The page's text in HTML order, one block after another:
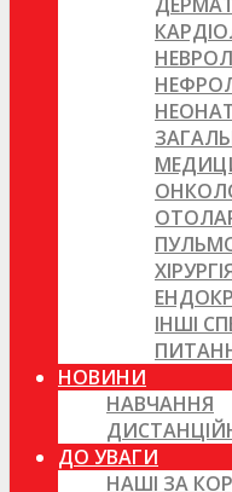
ІНШІ
НОВИНИ
НАВЧАННЯ
ДО УВАГИ
НАШІ ЗА